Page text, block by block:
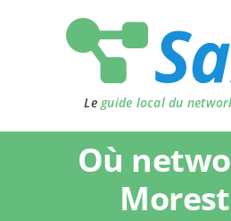
Le guide local du
Où